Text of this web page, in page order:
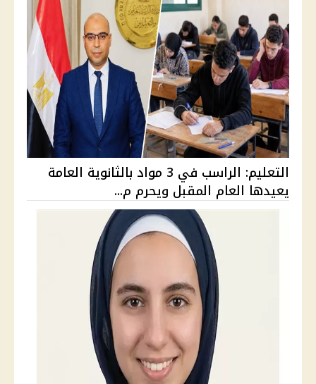
التعليم: الراسب في 3 مواد بالثانوية العامة
يعيدها العام المقبل ويحرم م...